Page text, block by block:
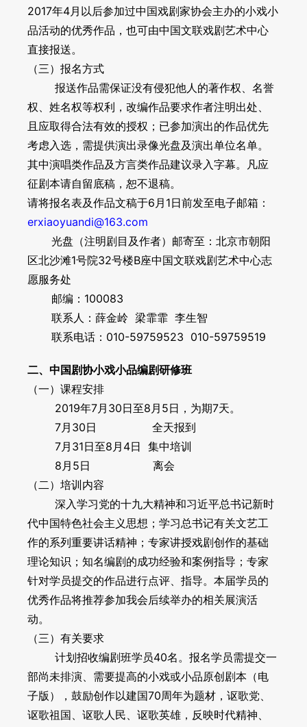
2017年4月以后参加过中国戏剧家协会主办的小戏小
品活动的优秀作品，也可由中国文联戏剧艺术中心
直接报送。
（三）报名方式
报送作品需保证没有侵犯他人的著作权、名誉
权、姓名权等权利，改编作品要求作者注明出处、
且应取得合法有效的授权；已参加演出的作品优先
考虑入选，需提供演出录像光盘及演出单位名单。
其中演唱类作品及方言类作品建议录入字幕。凡应
征剧本请自留底稿，恕不退稿。
请将报名表及作品文稿于6月1日前发至电子邮箱：
erxiaoyuandi@163.com
光盘（注明剧目及作者）邮寄至：北京市朝阳
区北沙滩1号院32号楼B座中国文联戏剧艺术中心志
愿服务处
邮编：100083
联系人：薛金岭 梁霏霏 李生智
联系电话：010-59759523 010-59759519
二、中国剧协小戏小品编剧研修班
（一）课程安排
2019年7月30日至8月5日，为期7天。
7月30日 全天报到
7月31日至8月4日 集中培训
8月5日 离会
（二）培训内容
深入学习党的十九大精神和习近平总书记新时
代中国特色社会主义思想；学习总书记有关文艺工
作的系列重要讲话精神；专家讲授戏剧创作的基础
理论知识；知名编剧的成功经验和案例指导；专家
针对学员提交的作品进行点评、指导。本届学员的
优秀作品将推荐参加我会后续举办的相关展演活
动。
（三）有关要求
计划招收编剧班学员40名。报名学员需提交一
部尚未排演、需要提高的小戏或小品原创剧本（电
子版），鼓励创作以建国70周年为题材，讴歌党、
讴歌祖国、讴歌人民、讴歌英雄，反映时代精神、